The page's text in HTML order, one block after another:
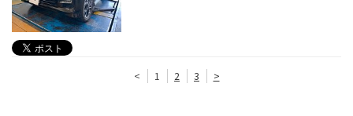
< 1 2 3 >